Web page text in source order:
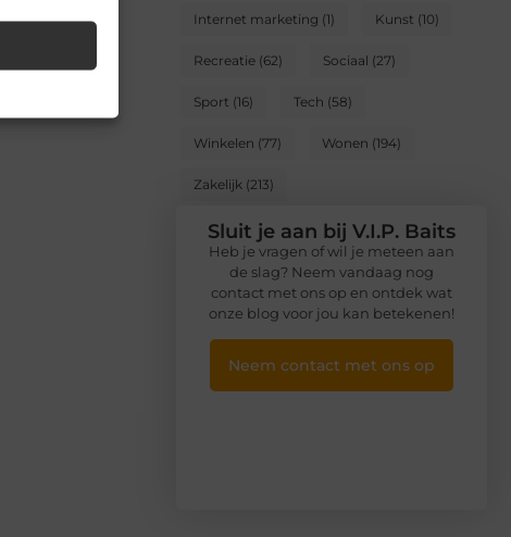
Internet marketing (1) Kunst (10)
Recreatie (62) Sociaal (27)
Sport (16) Tech (58)
Winkelen (77) Wonen (194)
Zakelijk (213)
Sluit je aan bij V.I.P. Baits
Heb je vragen of wil je meteen aan
de slag? Neem vandaag nog
contact met ons op en ontdek wat
onze blog voor jou kan betekenen!
Neem contact met ons op